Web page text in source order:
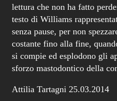
lettura che non ha fatto
testo di Williams
senza pause, per non
costante fino alla fine,
si compie ed esplodono gli
sforzo mastodontico della
Attilia Tartagni 25.03.2014